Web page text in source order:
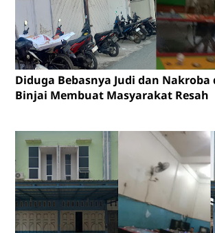
Diduga Bebasnya Judi dan Nakroba
Binjai Membuat Masyarakat Resah